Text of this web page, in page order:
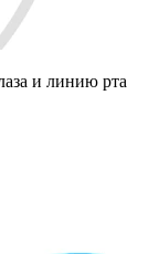
и линию рта